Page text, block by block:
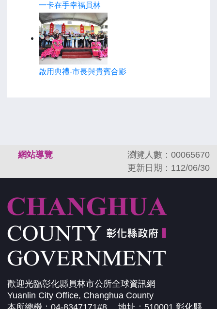
一卡在手幸福員林
啟用典禮-市長與貴賓合影
網站導覽
瀏覽人數：00065670
更新日期：112/06/30
歡迎光臨彰化縣員林市公所全球資訊網
Yuanlin City Office, Changhua County
本所總機：04-8347171#8 地址：510001 彰化縣